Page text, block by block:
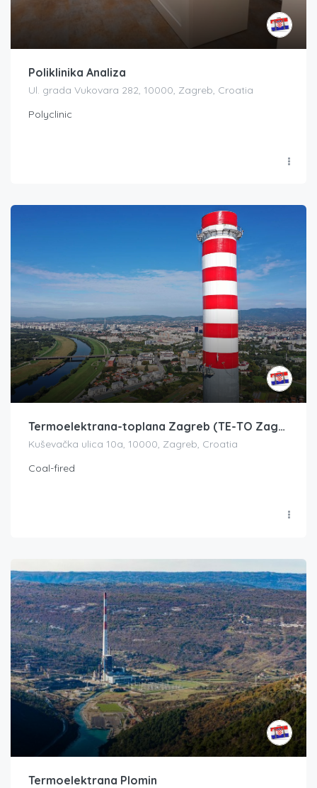
Poliklinika Analiza
Ul. grada Vukovara 282, 10000, Zagreb, Croatia
Polyclinic
Termoelektrana-toplana Zagreb (TE-TO Zagreb)
Kuševačka ulica 10a, 10000, Zagreb, Croatia
Coal-fired
Termoelektrana Plomin